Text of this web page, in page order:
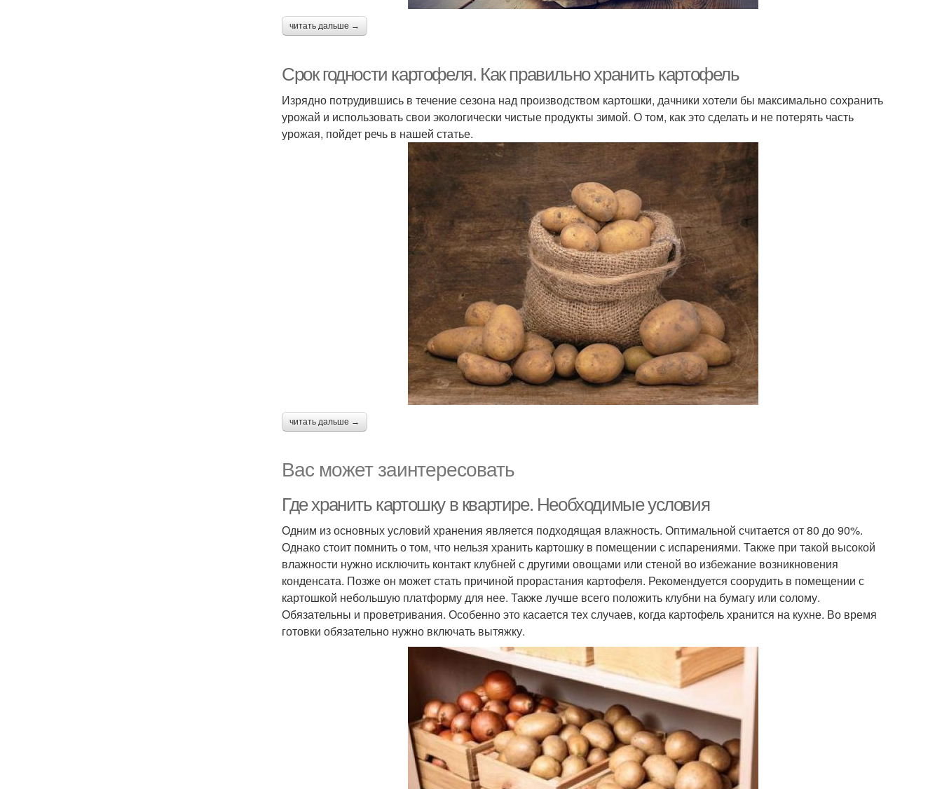
читать дальше →
Срок годности картофеля. Как правильно хранить картофель
Изрядно потрудившись в течение сезона над производством картошки, дачники хотели бы максимально сохранить
урожай и использовать свои экологически чистые продукты зимой. О том, как это сделать и не потерять часть
урожая, пойдет речь в нашей статье.
читать дальше →
Вас может заинтересовать
Где хранить картошку в квартире. Необходимые условия
Одним из основных условий хранения является подходящая влажность. Оптимальной считается от 80 до 90%.
Однако стоит помнить о том, что нельзя хранить картошку в помещении с испарениями. Также при такой высокой
влажности нужно исключить контакт клубней с другими овощами или стеной во избежание возникновения
конденсата. Позже он может стать причиной прорастания картофеля. Рекомендуется соорудить в помещении с
картошкой небольшую платформу для нее. Также лучше всего положить клубни на бумагу или солому.
Обязательны и проветривания. Особенно это касается тех случаев, когда картофель хранится на кухне. Во время
готовки обязательно нужно включать вытяжку.